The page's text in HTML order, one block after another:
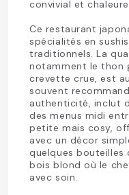
convivial et
Ce restaurant
spécialités en
traditionnels. La
notamment le thon
crevette crue, est
souvent
authenticité, inclut
des menus midi
petite mais cosy,
avec un décor
quelques bouteilles
bois blond où le
avec soin.